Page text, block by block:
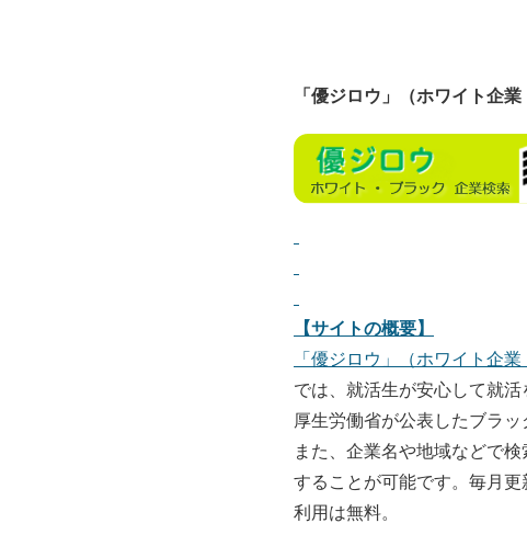
「優ジロウ」（ホワイト企
【サイトの概要】
「優ジロウ」（ホワイト企
では、就活生が安心して就
厚生労働省が公表したブラ
また、企業名や地域などで
することが可能です。毎月更
利用は無料。